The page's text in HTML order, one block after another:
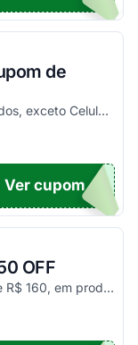
de
Aplicável apenas em produtos selecionados, exceto Celulares, Brinquedos, Gift cards, Vale-presentes, Consoles de PS5, Xbox Series S e PS4. Limitado a 10.000 usos.
10
Ver cupom
OFF
Economize na primeira compra, acima de R$ 160, em produtos de mercado com cupom de desconto! Sujeito a encerramento sem aviso prévio.